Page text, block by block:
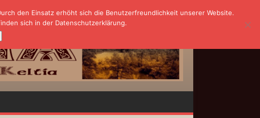
den Einsatz erhöht sich die Benutzerfreundlichkeit unserer Website.
sich in der Datenschutzerklärung.